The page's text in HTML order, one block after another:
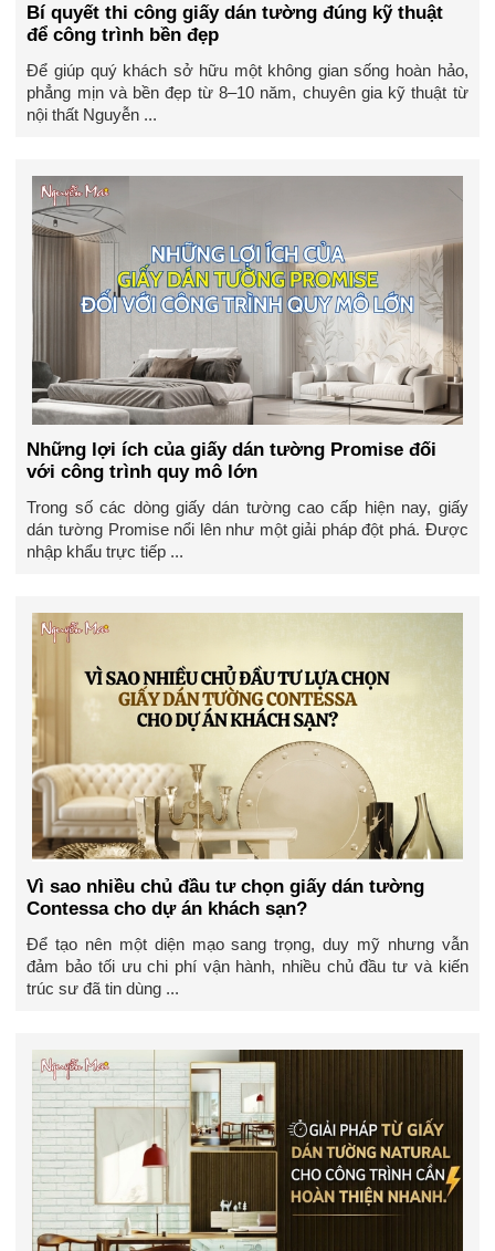
Bí quyết thi công giấy dán tường đúng kỹ thuật
để công trình bền đẹp
Để giúp quý khách sở hữu một không gian sống hoàn hảo,
phẳng mịn và bền đẹp từ 8–10 năm, chuyên gia kỹ thuật từ
nội thất Nguyễn ...
Những lợi ích của giấy dán tường Promise đối
với công trình quy mô lớn
Trong số các dòng giấy dán tường cao cấp hiện nay, giấy
dán tường Promise nổi lên như một giải pháp đột phá. Được
nhập khẩu trực tiếp ...
Vì sao nhiều chủ đầu tư chọn giấy dán tường
Contessa cho dự án khách sạn?
Để tạo nên một diện mạo sang trọng, duy mỹ nhưng vẫn
đảm bảo tối ưu chi phí vận hành, nhiều chủ đầu tư và kiến
trúc sư đã tin dùng ...